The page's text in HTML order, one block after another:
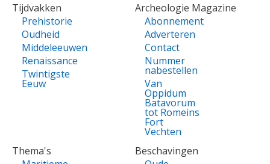
Tijdvakken
Prehistorie
Oudheid
Middeleeuwen
Renaissance
Twintigste
Eeuw
Archeologie Magazine
Abonnement
Adverteren
Contact
Nummer
nabestellen
Van
Oppidum
Batavorum
tot Romeins
Fort
Vechten
Thema's
Beschavingen